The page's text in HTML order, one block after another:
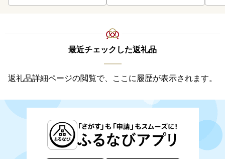
最近チェックした返礼品
返礼品詳細ページの閲覧で、ここに履歴が表示されます。